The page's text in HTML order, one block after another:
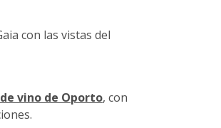
con las vistas del
vino de Oporto, con